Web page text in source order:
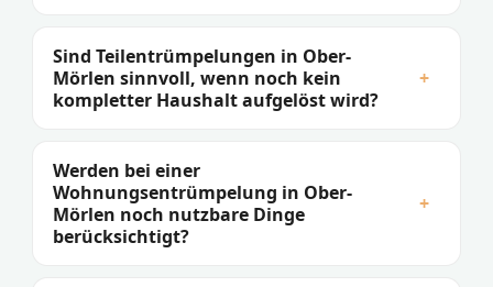
Sind Teilentrümpelungen in Ober-
Mörlen sinnvoll, wenn noch kein
kompletter Haushalt aufgelöst wird?
+
Werden bei einer
Wohnungsentrümpelung in Ober-
Mörlen noch nutzbare Dinge
berücksichtigt?
+